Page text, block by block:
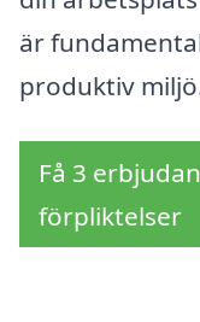
är
produktiv
Få 3
förpliktelser